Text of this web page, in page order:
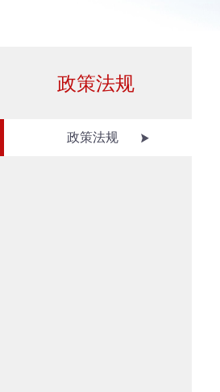
政策法规
政策法规